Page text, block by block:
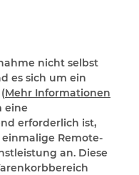
nicht selbst
es sich um ein
Mehr Informationen
eine
erforderlich ist,
Remote-
an. Diese